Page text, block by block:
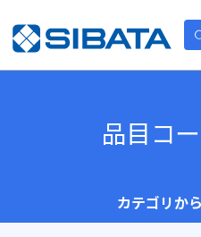
品目コ
カテゴリか